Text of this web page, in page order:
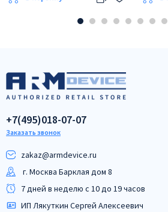
+7(495)018-07-07
Заказать звонок
zakaz@armdeviсe.ru
г. Москва Барклая дом 8
7 дней в неделю с 10 до 19 часов
ИП Лякуткин Сергей Алексеевич